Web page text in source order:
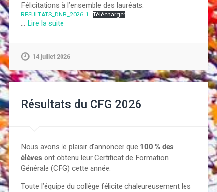
Félicitations à l’ensemble des lauréats.
RESULTATS_DNB_2026-1 Télécharger
Lire la suite
14 juillet 2026
Résultats du CFG 2026
Nous avons le plaisir d’annoncer que 100 % des
élèves ont obtenu leur Certificat de Formation
Générale (CFG) cette année.
Toute l’équipe du collège félicite chaleureusement les